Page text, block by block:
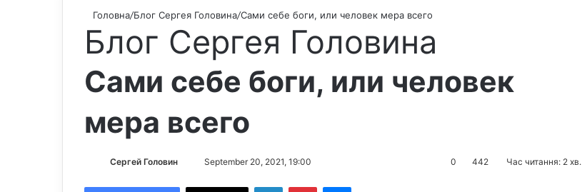
Головна/Блог Сергея Головина/Сами себе боги, или человек мера всего
Блог Сергея Головина
Сами себе боги, или человек
мера всего
Сергей Головин September 20, 2021, 19:00 0 442 Час читання: 2 хв.